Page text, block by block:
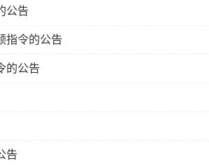
公告
指令的公告
的公告
告